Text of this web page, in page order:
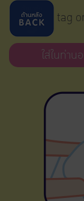
tag
ใส่ในท่า